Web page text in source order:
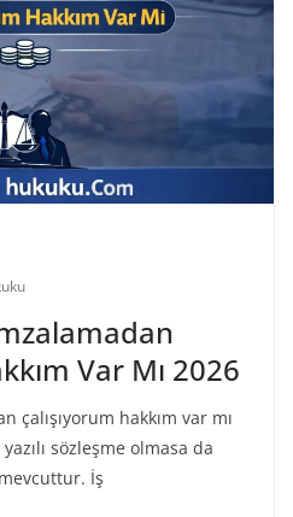
Var Mı 2026
çalışıyorum hakkım var mı
sözleşme olmasa da
İş